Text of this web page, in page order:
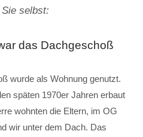
selbst:
das Dachgeschoß
wurde als Wohnung genutzt.
späten 1970er Jahren erbaut
wohnten die Eltern, im OG
wir unter dem Dach. Das